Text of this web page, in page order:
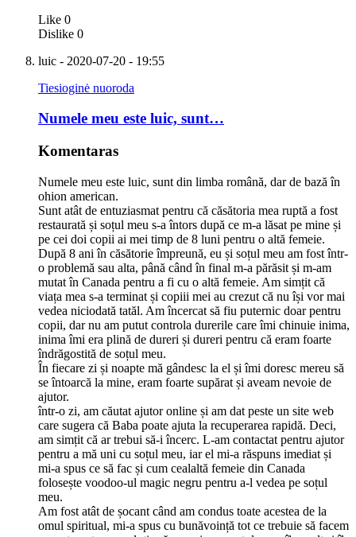
Like 0
Dislike 0
luic - 2020-07-20 - 19:55
Tiesioginė nuoroda
Numele meu este luic, sunt…
Komentaras
Numele meu este luic, sunt din limba română, dar de bază în
ohion american.
Sunt atât de entuziasmat pentru că căsătoria mea ruptă a fost
restaurată și soțul meu s-a întors după ce m-a lăsat pe mine și
pe cei doi copii ai mei timp de 8 luni pentru o altă femeie.
După 8 ani în căsătorie împreună, eu și soțul meu am fost într-
o problemă sau alta, până când în final m-a părăsit și m-am
mutat în Canada pentru a fi cu o altă femeie. Am simțit că
viața mea s-a terminat și copiii mei au crezut că nu își vor mai
vedea niciodată tatăl. Am încercat să fiu puternic doar pentru
copii, dar nu am putut controla durerile care îmi chinuie inima,
inima îmi era plină de dureri și dureri pentru că eram foarte
îndrăgostită de soțul meu.
În fiecare zi și noapte mă gândesc la el și îmi doresc mereu să
se întoarcă la mine, eram foarte supărat și aveam nevoie de
ajutor.
într-o zi, am căutat ajutor online și am dat peste un site web
care sugera că Baba poate ajuta la recuperarea rapidă. Deci,
am simțit că ar trebui să-i încerc. L-am contactat pentru ajutor
pentru a mă uni cu soțul meu, iar el mi-a răspuns imediat și
mi-a spus ce să fac și cum cealaltă femeie din Canada
folosește voodoo-ul magic negru pentru a-l vedea pe soțul
meu.
Am fost atât de șocant când am condus toate acestea de la
omul spiritual, mi-a spus cu bunăvoință tot ce trebuie să facem